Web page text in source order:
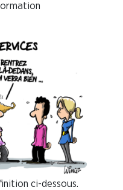
ci-dessous.